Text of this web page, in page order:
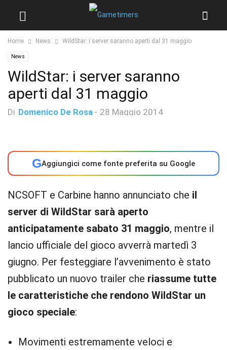
Home News WildStar: i server saranno aperti dal 31 maggio
News
WildStar: i server saranno
aperti dal 31 maggio
Di Domenico De Rosa - 28 Maggio 2014
GAggiungici come fonte preferita su Google
NCSOFT e Carbine hanno annunciato che il
server di WildStar sarà aperto
anticipatamente sabato 31 maggio, mentre il
lancio ufficiale del gioco avverrà martedì 3
giugno. Per festeggiare l’avvenimento è stato
pubblicato un nuovo trailer che riassume tutte
le caratteristiche che rendono WildStar un
gioco speciale:
Movimenti estremamente veloci e